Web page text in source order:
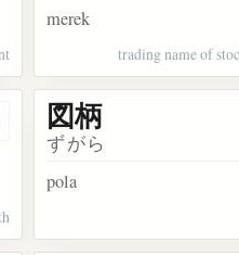
merek
trading name of
kosakata 取り柄
図柄
ずがら
pola